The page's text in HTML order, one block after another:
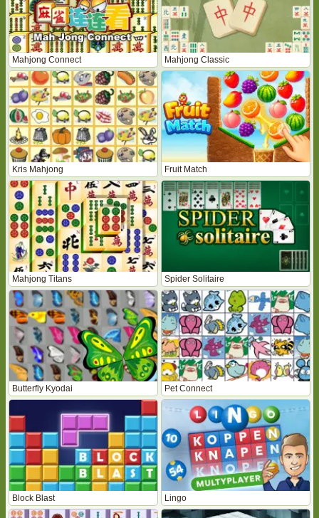
Mahjong Connect Mahjong Classic
Kris Mahjong Fruit Match
Mahjong Titans Spider Solitaire
Butterfly Kyodai Pet Connect
Block Blast Lingo